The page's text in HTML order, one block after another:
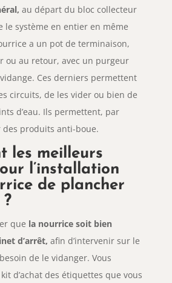
au départ du bloc collecteur
le système en entier en même
a un pot de terminaison,
ou au retour, avec un purgeur
vidange. Ces derniers permettent
circuits, de les vider ou bien de
d’eau. Ils permettent, par
des produits anti-boue.
les meilleurs
l’installation
de plancher
que la nourrice soit bien
d’arrêt, afin d’intervenir sur le
de le vidanger. Vous
d’achat des étiquettes que vous